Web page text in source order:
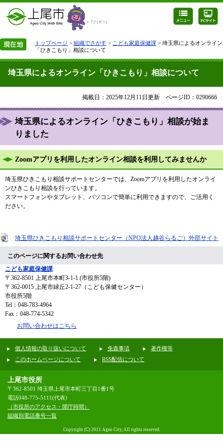
トップページ > 組織でさがす > こども家庭保健課 > 埼玉県によるオンライン
「ひきこもり」相談について
埼玉県によるオンライン「ひきこもり」相談について
掲載日：2025年12月11日更新 ページID：0290666
埼玉県によるオンライン「ひきこもり」相談が始ま
りました
Zoomアプリを利用したオンライン相談を利用してみませんか
埼玉県ひきこもり相談サポートセンターでは、Zoomアプリを利用したオンライ
ンひきこもり相談を行っています。
スマートフォンやタブレット、パソコンで簡単に利用できますので、ご活用く
ださい。
埼玉県ひきこもり相談サポートセンター（NPO法人越谷らるご）外部サイト
このページに関するお問い合わせ先
こども家庭保健課
〒362-8501
上尾市本町3-1-1 (市役所5階)
〒362-0015 上尾市緑丘2-1-27（こども保健センター）
市役所5階
Tel：048-783-4964
Fax：048-774-5342
お問い合わせはこちら
個人情報の取り扱いについて 免責事項
著作権等
このホームページについて
RSS配信について
上尾市役所
〒362-8501 埼玉県上尾市本町三丁目1番1号
電話048-775-5111(代表)
（市役所のアクセス・開庁時間）
組織別電話番号一覧
Copyright (C) 2011 Ageo City, All rights reserved.